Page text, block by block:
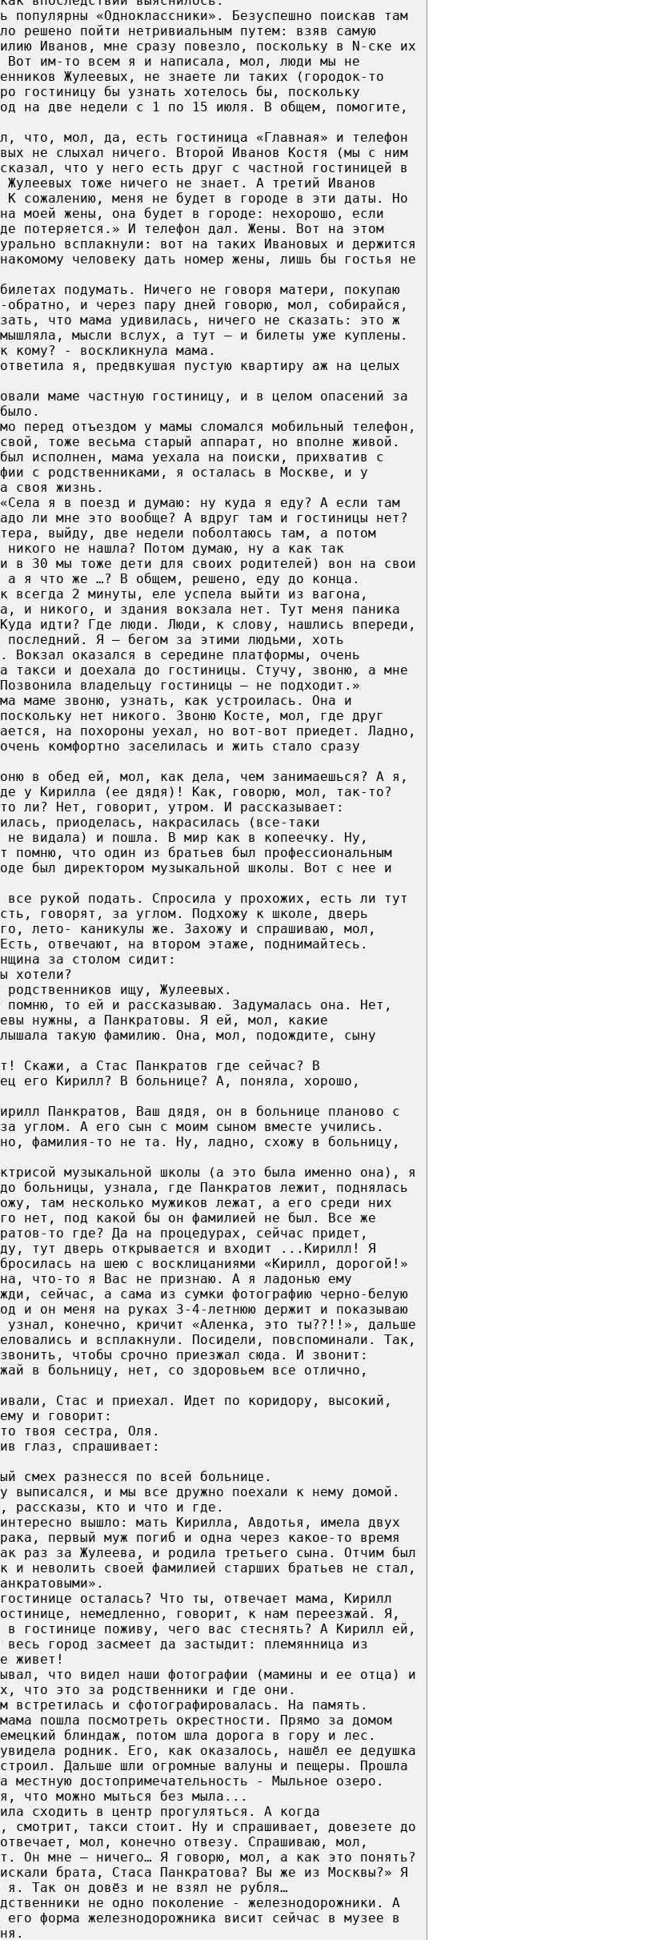
популярны «Одноклассники». Безуспешно поискав там
решено пойти нетривиальным путем: взяв самую
Иванов, мне сразу повезло, поскольку в N-ске их
Вот им-то всем я и написала, мол, люди мы не
Жулеевых, не знаете ли таких (городок-то
гостиницу бы узнать хотелось бы, поскольку
на две недели с 1 по 15 июля. В общем, помогите,
что, мол, да, есть гостиница «Главная» и телефон
не слыхал ничего. Второй Иванов Костя (мы с ним
что у него есть друг с частной гостиницей в
тоже ничего не знает. А третий Иванов
К сожалению, меня не будет в городе в эти даты. Но
моей жены, она будет в городе: нехорошо, если
потеряется.» И телефон дал. Жены. Вот на этом
всплакнули: вот на таких Ивановых и держится
человеку дать номер жены, лишь бы гостья не
подумать. Ничего не говоря матери, покупаю
обратно, и через пару дней говорю, мол, собирайся,
что мама удивилась, ничего не сказать: это ж
мысли вслух, а тут — и билеты уже куплены.
кому? - воскликнула мама.
я, предвкушая пустую квартиру аж на целых
маме частную гостиницу, и в целом опасений за
перед отъездом у мамы сломался мобильный телефон,
тоже весьма старый аппарат, но вполне живой.
исполнен, мама уехала на поиски, прихватив с
с родственниками, я осталась в Москве, и у
своя жизнь.
я в поезд и думаю: ну куда я еду? А если там
ли мне это вообще? А вдруг там и гостиницы нет?
выйду, две недели поболтаюсь там, а потом
никого не нашла? Потом думаю, ну а как так
в 30 мы тоже дети для своих родителей) вон на свои
а я что же …? В общем, решено, еду до конца.
всегда 2 минуты, еле успела выйти из вагона,
и никого, и здания вокзала нет. Тут меня паника
идти? Где люди. Люди, к слову, нашлись впереди,
последний. Я — бегом за этими людьми, хоть
Вокзал оказался в середине платформы, очень
такси и доехала до гостиницы. Стучу, звоню, а мне
владельцу гостиницы — не подходит.»
маме звоню, узнать, как устроилась. Она и
нет никого. Звоню Косте, мол, где друг
на похороны уехал, но вот-вот приедет. Ладно,
комфортно заселилась и жить стало сразу
в обед ей, мол, как дела, чем занимаешься? А я,
у Кирилла (ее дядя)! Как, говорю, мол, так-то?
ли? Нет, говорит, утром. И рассказывает:
приоделась, накрасилась (все-таки
не видала) и пошла. В мир как в копеечку. Ну,
помню, что один из братьев был профессиональным
был директором музыкальной школы. Вот с нее и
все рукой подать. Спросила у прохожих, есть ли тут
говорят, за углом. Подхожу к школе, дверь
лето- каникулы же. Захожу и спрашиваю, мол,
отвечают, на втором этаже, поднимайтесь.
за столом сидит:
хотели?
ищу, Жулеевых.
то ей и рассказываю. Задумалась она. Нет,
нужны, а Панкратовы. Я ей, мол, какие
такую фамилию. Она, мол, подождите, сыну
Скажи, а Стас Панкратов где сейчас? В
его Кирилл? В больнице? А, поняла, хорошо,
Панкратов, Ваш дядя, он в больнице планово с
углом. А его сын с моим сыном вместе учились.
фамилия-то не та. Ну, ладно, схожу в больницу,
музыкальной школы (а это была именно она), я
больницы, узнала, где Панкратов лежит, поднялась
там несколько мужиков лежат, а его среди них
нет, под какой бы он фамилией не был. Все же
то где? Да на процедурах, сейчас придет,
тут дверь открывается и входит ...Кирилл! Я
на шею с восклицаниями «Кирилл, дорогой!»
что-то я Вас не признаю. А я ладонью ему
сейчас, а сама из сумки фотографию черно-белую
и он меня на руках 3-4-летнюю держит и показываю
конечно, кричит «Аленка, это ты??!!», дальше
и всплакнули. Посидели, повспоминали. Так,
чтобы срочно приезжал сюда. И звонит:
в больницу, нет, со здоровьем все отлично,
Стас и приехал. Идет по коридору, высокий,
и говорит:
твоя сестра, Оля.
глаз, спрашивает:
смех разнесся по всей больнице.
выписался, и мы все дружно поехали к нему домой.
рассказы, кто и что и где.
вышло: мать Кирилла, Авдотья, имела двух
первый муж погиб и одна через какое-то время
раз за Жулеева, и родила третьего сына. Отчим был
и неволить своей фамилией старших братьев не стал,
осталась? Что ты, отвечает мама, Кирилл
немедленно, говорит, к нам переезжай. Я,
гостинице поживу, чего вас стеснять? А Кирилл ей,
город засмеет да застыдит: племянница из
живет!
что видел наши фотографии (мамины и ее отца) и
что это за родственники и где они.
встретилась и сфотографировалась. На память.
пошла посмотреть окрестности. Прямо за домом
блиндаж, потом шла дорога в гору и лес.
родник. Его, как оказалось, нашёл ее дедушка
Дальше шли огромные валуны и пещеры. Прошла
местную достопримечательность - Мыльное озеро.
что можно мыться без мыла...
сходить в центр прогуляться. А когда
смотрит, такси стоит. Ну и спрашивает, довезете до
мол, конечно отвезу. Спрашиваю, мол,
Он мне — ничего… Я говорю, мол, а как это понять?
брата, Стаса Панкратова? Вы же из Москвы?» Я
Так он довёз и не взял не рубля…
не одно поколение - железнодорожники. А
форма железнодорожника висит сейчас в музее в